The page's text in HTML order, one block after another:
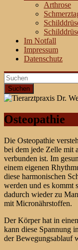
Arthrose
Im Notfall
Impressum
Datenschutz
Osteopathie
Die Osteopathie
bei dem jede Zelle mit
verbunden ist. Im
einem eigenen
diese harmonischen
werden und es kommt
dadurch wieder zu
mit Micronährstoffen.
Der Körper hat in
kann diese Spannung
der Bewegungsablauf